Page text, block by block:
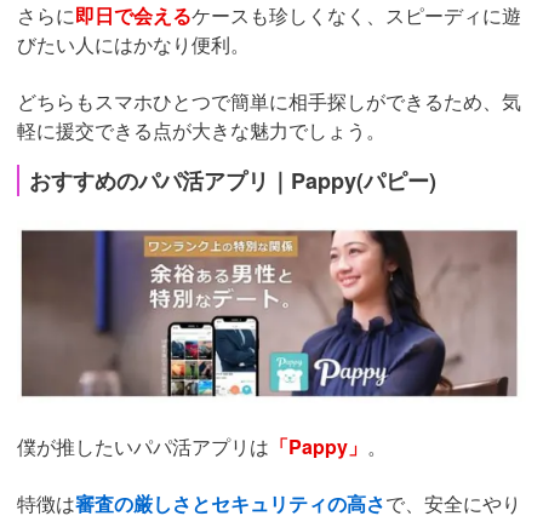
さらに即日で会えるケースも珍しくなく、スピーディに遊
びたい人にはかなり便利。
どちらもスマホひとつで簡単に相手探しができるため、気
軽に援交できる点が大きな魅力でしょう。
おすすめのパパ活アプリ｜Pappy(パピー)
僕が推したいパパ活アプリは 「Pappy」 。
特徴は審査の厳しさとセキュリティの高さで、安全にやり